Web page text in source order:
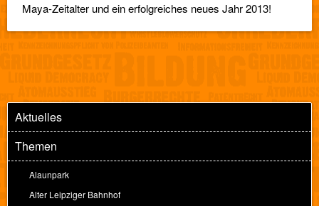
Maya-Zeitalter und ein erfolgreiches neues Jahr 2013!
Aktuelles
Themen
Alaunpark
Alter Leipziger Bahnhof